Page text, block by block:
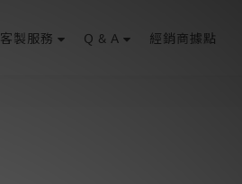
客製服務 Q & A 經銷商據點